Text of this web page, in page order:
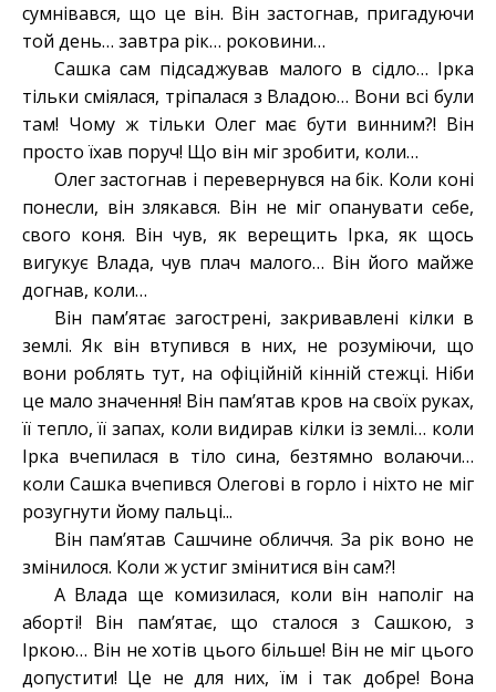
сумнівався, що це він. Він застогнав, пригадуючи
той день… завтра рік… роковини…
Сашка сам підсаджував малого в сідло… Ірка
тільки сміялася, тріпалася з Владою… Вони всі були
там! Чому ж тільки Олег має бути винним?! Він
просто їхав поруч! Що він міг зробити, коли…
Олег застогнав і перевернувся на бік. Коли коні
понесли, він злякався. Він не міг опанувати себе,
свого коня. Він чув, як верещить Ірка, як щось
вигукує Влада, чув плач малого… Він його майже
догнав, коли…
Він пам’ятає загострені, закривавлені кілки в
землі. Як він втупився в них, не розуміючи, що
вони роблять тут, на офіційній кінній стежці. Ніби
це мало значення! Він пам’ятав кров на своїх руках,
її тепло, її запах, коли видирав кілки із землі… коли
Ірка вчепилася в тіло сина, безтямно волаючи…
коли Сашка вчепився Олегові в горло і ніхто не міг
розугнути йому пальці...
Він пам’ятав Сашчине обличчя. За рік воно не
змінилося. Коли ж устиг змінитися він сам?!
А Влада ще комизилася, коли він наполіг на
аборті! Він пам’ятає, що сталося з Сашкою, з
Іркою… Він не хотів цього більше! Він не міг цього
допустити! Це не для них, їм і так добре! Вона